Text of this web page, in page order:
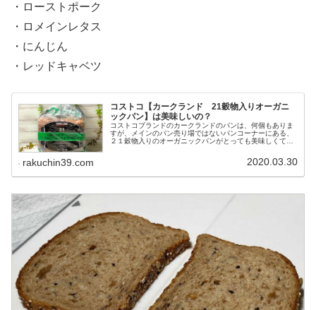
・ローストポーク
・ロメインレタス
・にんじん
・レッドキャベツ
コストコ【カークランド 21穀物入りオーガニ
ックパン】は美味しいの？
コストコブランドのカークランドのパンは、何個もありま
すが、メインのパン売り場ではないパンコーナーにある、
２１穀物入りのオーガニックパンがとっても美味しくてお
rakuchin39.com 2020.03.30